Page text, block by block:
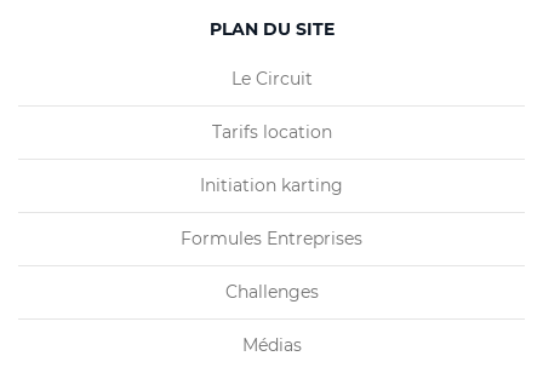
PLAN DU SITE
Le Circuit
Tarifs location
Initiation karting
Formules Entreprises
Challenges
Médias